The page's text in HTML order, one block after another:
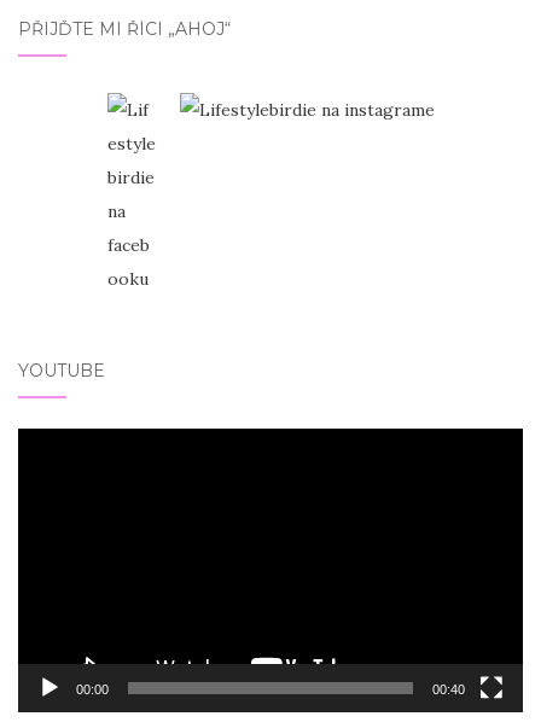
PŘIJĎTE MI ŘÍCI „AHOJ“
YOUTUBE
00:00 00:40